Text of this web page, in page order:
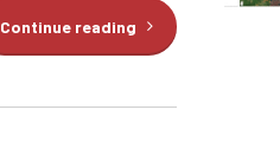
Continue reading